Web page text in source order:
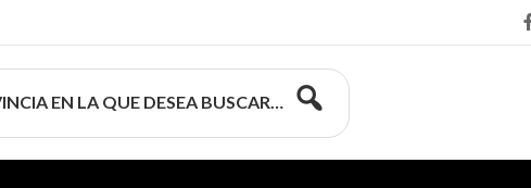
EN LA QUE DESEA BUSCAR…